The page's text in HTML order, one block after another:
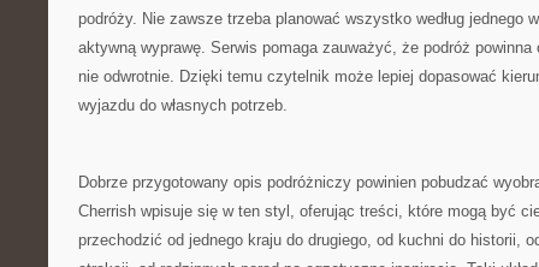
podróży. Nie zawsze trzeba planować wszystko według jednego
aktywną wyprawę. Serwis pomaga zauważyć, że podróż powinna
nie odwrotnie. Dzięki temu czytelnik może lepiej dopasować
wyjazdu do własnych potrzeb.
Dobrze przygotowany opis podróżniczy powinien pobudzać
Cherrish wpisuje się w ten styl, oferując treści, które mogą być
przechodzić od jednego kraju do drugiego, od kuchni do historii,